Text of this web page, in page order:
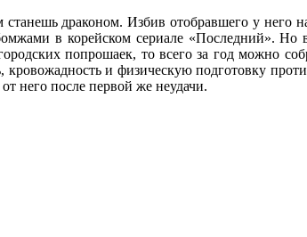
станешь драконом. Избив отобравшего у него
в корейском сериале «Последний». Но
попрошаек, то всего за год можно
кровожадность и физическую подготовку
него после первой же неудачи.